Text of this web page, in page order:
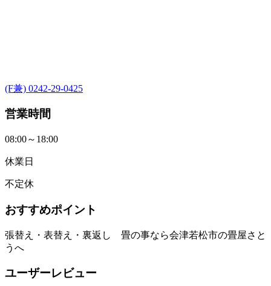
(F兼) 0242-29-0425
営業時間
08:00～18:00
休業日
不定休
おすすめポイント
張替え・表替え・裏返し 畳の事なら会津若松市の畳屋さと
うへ
ユーザーレビュー